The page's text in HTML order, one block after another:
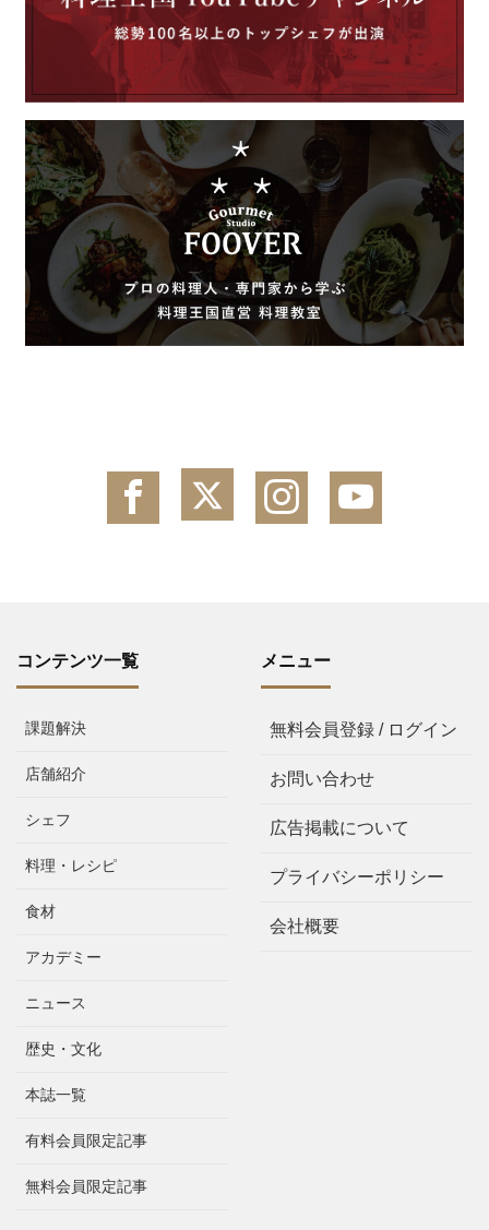
コンテンツ一覧
課題解決
店舗紹介
シェフ
料理・レシピ
食材
アカデミー
ニュース
歴史・文化
本誌一覧
有料会員限定記事
無料会員限定記事
メニュー
無料会員登録 / ログイン
お問い合わせ
広告掲載について
プライバシーポリシー
会社概要